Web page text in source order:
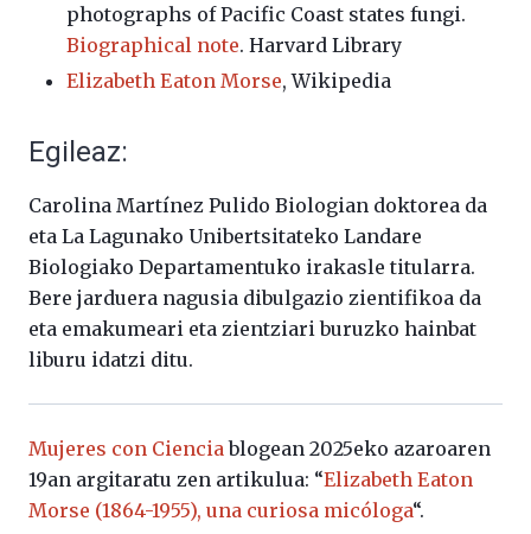
photographs of Pacific Coast states fungi.
Biographical note. Harvard Library
Elizabeth Eaton Morse, Wikipedia
Egileaz:
Carolina Martínez Pulido Biologian doktorea da
eta La Lagunako Unibertsitateko Landare
Biologiako Departamentuko irakasle titularra.
Bere jarduera nagusia dibulgazio zientifikoa da
eta emakumeari eta zientziari buruzko hainbat
liburu idatzi ditu.
Mujeres con Ciencia blogean 2025eko azaroaren
19an argitaratu zen artikulua: “Elizabeth Eaton
Morse (1864-1955), una curiosa micóloga“.